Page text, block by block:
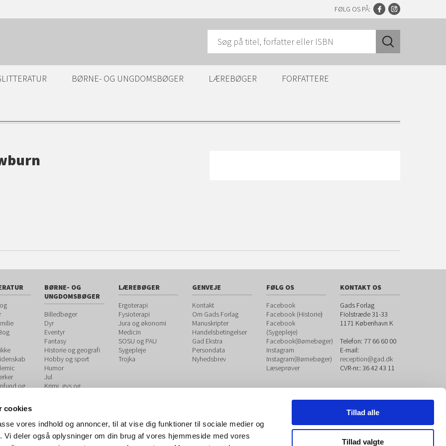
cookies
vores indhold og annoncer, til at vise dig funktioner til sociale medier og
deler også oplysninger om din brug af vores hjemmeside med vores
Tillad alle
Tillad valgte
FØLG OS PÅ:
BØRNE- OG UNGDOMSBØGER LÆREBØGER FORFATTERE
og
BØRNE- OG
UNGDOMSBØGER
Billedbøger
Dyr
Eventyr
Fantasy
Historie og geografi
Hobby og sport
Humor
Jul
Krimi, gys og
Letlæsning
Læsekasser
Møgmisaktiviteter
LÆREBØGER
Ergoterapi
Fysioterapi
Jura og økonomi
Medicin
SOSU og PAU
Sygepleje
Trojka
GENVEJE
Kontakt
Om Gads Forlag
Manuskripter
Handelsbetingelser
Gad Ekstra
Persondata
Nyhedsbrev
FØLG OS
Facebook
Facebook (Historie)
Facebook
(Sygepleje)
Facebook(Børnebøger)
Instagram
Instagram(Børnebøger)
Læseprøver
KONTAKT OS
Gads Forlag
Fiolstræde 31-33
1171 København K
Telefon: 77 66 60 00
E-mail:
reception@gad.dk
CVR-nr.: 36 42 43 11